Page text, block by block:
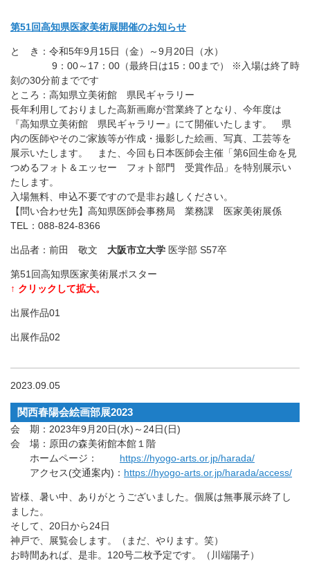
第51回高知県医家美術展開催のお知らせ
と き：令和5年9月15日（金）～9月20日（水）
9：00～17：00（最終日は15：00まで） ※入場は終了時
刻の30分前までです
ところ：高知県立美術館 県民ギャラリー
長年利用しておりました高新画廊が営業終了となり、今年度は
『高知県立美術館 県民ギャラリー』にて開催いたします。 県
内の医師やそのご家族等が作成・撮影した絵画、写真、工芸等を
展示いたします。 また、今回も日本医師会主催「第6回生命を見
つめるフォト＆エッセー フォト部門 受賞作品」を特別展示い
たします。
入場無料、申込不要ですので是非お越しください。
【問い合わせ先】高知県医師会事務局 業務課 医家美術展係
TEL：088-824-8366
出品者：前田 敬文 大阪市立大学 医学部 S57卒
第51回高知県医家美術展ポスター
↑ クリックして拡大。
出展作品01
出展作品02
2023.09.05
関西春陽会絵画部展2023
会 期：2023年9月20日(水)～24日(日)
会 場：原田の森美術館本館１階
ホームページ： https://hyogo-arts.or.jp/harada/
アクセス(交通案内)： https://hyogo-arts.or.jp/harada/access/
皆様、暑い中、ありがとうございました。個展は無事展示終了し
ました。
そして、20日から24日
神戸で、展覧会します。（まだ、やります。笑）
お時間あれば、是非。120号二枚予定です。（川端陽子）